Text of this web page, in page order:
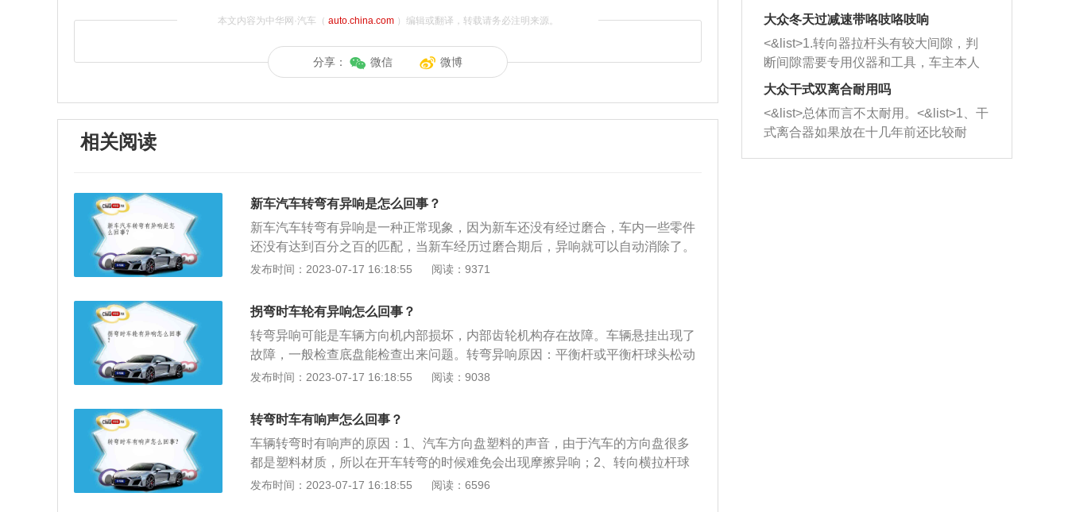
本文内容为中华网·汽车（ auto.china.com）编辑或翻译，转载请务必注明来源。
分享： 微信 微博
相关阅读
新车汽车转弯有异响是怎么回事？
新车汽车转弯有异响是一种正常现象，因为新车还没有经过磨合，车内一些零件
还没有达到百分之百的匹配，当新车经历过磨合期后，异响就可以自动消除了。
如果还存在着异响，就属于汽车质量问题，需要到4s店进行查看和修理，必要时
善了汽车操纵轻便性，还提高了汽车行驶安全性，动力转向系统是在机械转向系
的基础上加设一套依靠发动机输出动力的转向加力装置而形成的，轿车普遍采用
齿轮条式动力转向机构。
发布时间：2023-07-17 16:18:55 阅读：9371
拐弯时车轮有异响怎么回事？
转弯异响可能是车辆方向机内部损坏，内部齿轮机构存在故障。车辆悬挂出现了
故障，一般检查底盘能检查出来问题。转弯异响原因：平衡杆或平衡杆球头松动
也有可能产生异响。如果是机械液压助力，可能是助力泵或皮带产生异响。一般
异响建议：车辆转弯如果经常异响，建议及时去修理店检修，避免车辆带病上
路，影响安全驾驶，毕竟方向是车辆很重要的一个部位。
发布时间：2023-07-17 16:18:55 阅读：9038
转弯时车有响声怎么回事？
车辆转弯时有响声的原因：1、汽车方向盘塑料的声音，由于汽车的方向盘很多
都是塑料材质，所以在开车转弯的时候难免会出现摩擦异响；2、转向横拉杆球
头老化，汽车方向盘的转向横拉杆球头是在转弯的时候使用比较频繁的部件，随
发布时间：2023-07-17 16:18:55 阅读：6596
洗剂对堵塞的情况得到解决，将清洗剂
放在燃油箱中，与燃油混合后，车辆启
动时，就可以和汽油一起进入到燃烧
室，最后形成废气排出，就可以让三元
催化器得到清洗，排气管堵塞的情况就
能够得到解决。
习，这样就可以形成肌肉记忆，在真实
驾驶车辆时，不需要记忆也能打好方
向。
和发动机内持续温度变化使其密封效果
逐渐减弱，导致渗油或漏油。<&list>2、
活塞间隙过大：积碳会使活塞环与缸体
的间隙扩大，导致机油流入燃烧室中，
造成烧机油。<&list>3、机油粘度。使用
机油粘度过小的话，同样会有烧机油现
象，机油粘度过小具有很好的流动性，
大众冬天过减速带咯吱咯吱响
<&list>1.转向器拉杆头有较大间隙，判
断间隙需要专用仪器和工具，车主本人
无法制作，需要将车辆送到修理厂或4s
店；<&list>2.车辆半轴套管防尘罩破
裂，破裂后会出现漏油现象，使半轴磨
损严重，磨损的半轴容易损坏，产生异
响；<&list>3.稳定器的转向胶套和球头
大众干式双离合耐用吗
<&list>总体而言不太耐用。<&list>1、干
式离合器如果放在十几年前还比较耐